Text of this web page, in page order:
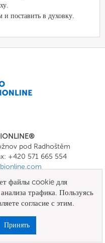
поставить в духовку.
pod Radhoštěm
+420 571 665 554
файлы cookie для
трафика. Пользуясь
согласие с этим.
Принять